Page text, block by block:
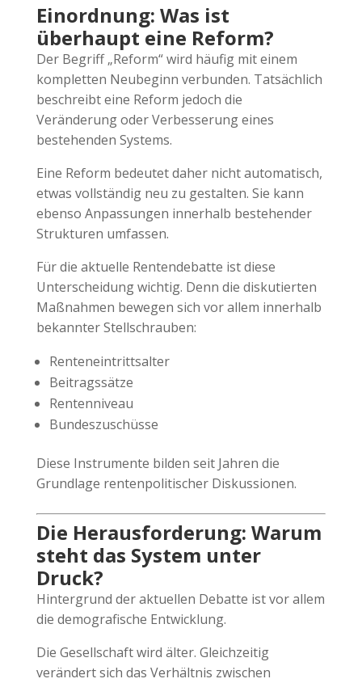
Einordnung: Was ist
überhaupt eine Reform?
Der Begriff „Reform“ wird häufig mit einem
kompletten Neubeginn verbunden. Tatsächlich
beschreibt eine Reform jedoch die
Veränderung oder Verbesserung eines
bestehenden Systems.
Eine Reform bedeutet daher nicht automatisch,
etwas vollständig neu zu gestalten. Sie kann
ebenso Anpassungen innerhalb bestehender
Strukturen umfassen.
Für die aktuelle Rentendebatte ist diese
Unterscheidung wichtig. Denn die diskutierten
Maßnahmen bewegen sich vor allem innerhalb
bekannter Stellschrauben:
Renteneintrittsalter
Beitragssätze
Rentenniveau
Bundeszuschüsse
Diese Instrumente bilden seit Jahren die
Grundlage rentenpolitischer Diskussionen.
Die Herausforderung: Warum
steht das System unter
Druck?
Hintergrund der aktuellen Debatte ist vor allem
die demografische Entwicklung.
Die Gesellschaft wird älter. Gleichzeitig
verändert sich das Verhältnis zwischen